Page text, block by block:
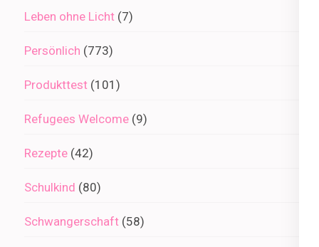
Leben ohne Licht (7)
Persönlich (773)
Produkttest (101)
Refugees Welcome (9)
Rezepte (42)
Schulkind (80)
Schwangerschaft (58)